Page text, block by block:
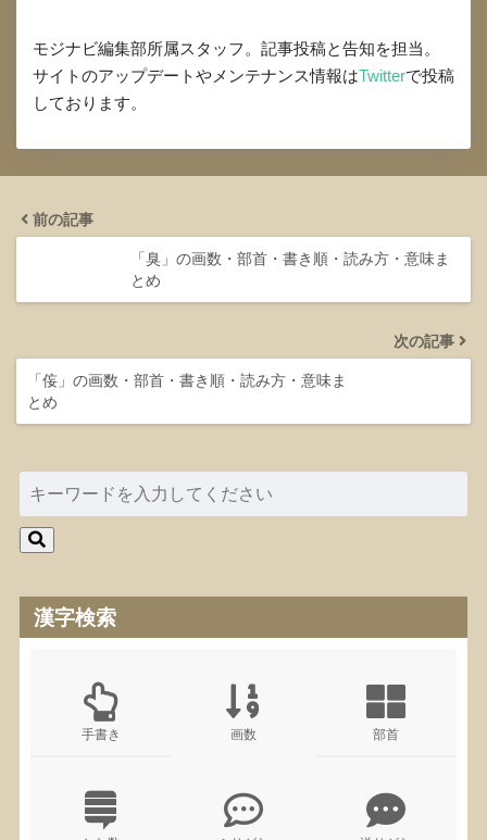
モジナビ編集部所属スタッフ。記事投稿と告知を担当。
サイトのアップデートやメンテナンス情報はTwitterで投稿
しております。
前の記事
「臭」の画数・部首・書き順・読み方・意味ま
とめ
次の記事
「侫」の画数・部首・書き順・読み方・意味ま
とめ
漢字検索
手書き 画数 部首